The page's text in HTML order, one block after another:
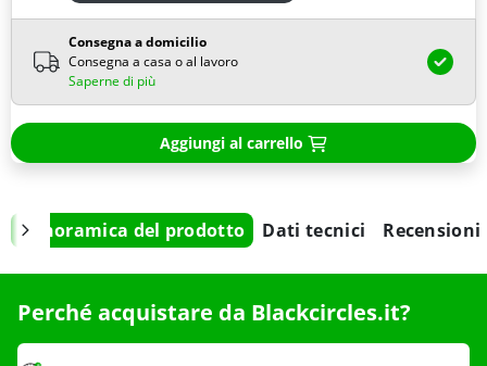
Consegna a domicilio
Consegna a casa o al lavoro
Saperne di più
Aggiungi al carrello
Panoramica del prodotto Dati tecnici Recensioni
Perché acquistare da Blackcircles.it?